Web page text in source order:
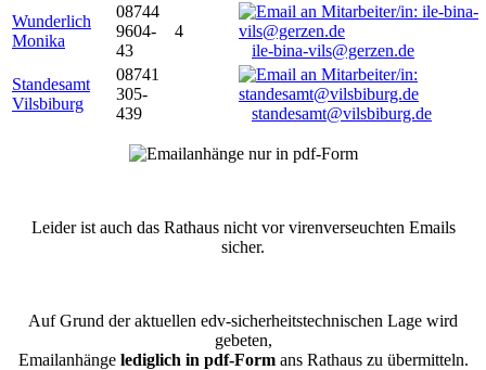
Wunderlich
Monika
08744
9604-
43
4
ile-bina-vils@gerzen.de
Standesamt
Vilsbiburg
08741
305-
439
standesamt@vilsbiburg.de
Leider ist auch das Rathaus nicht vor virenverseuchten Emails
sicher.
Auf Grund der aktuellen edv-sicherheitstechnischen Lage wird
gebeten,
Emailanhänge lediglich in pdf-Formans Rathaus zu übermitteln.